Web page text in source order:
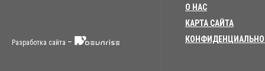
Разработка сайта –
О НАС
КАРТА САЙТА